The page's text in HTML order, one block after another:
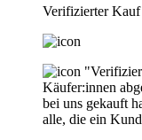
Verifizierter Kauf
Käufer:innen
bei uns gekauft
alle, die ein